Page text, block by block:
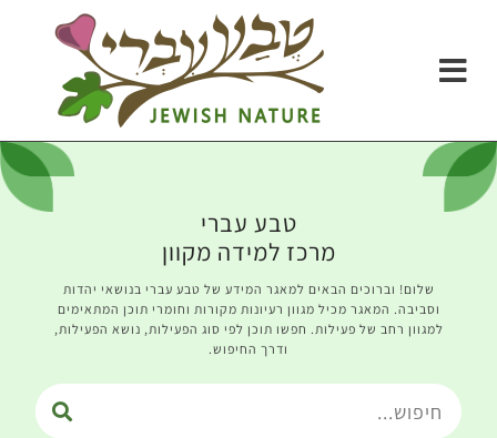
טבע עברי
מרכז למידה מקוון
שלום! וברוכים הבאים למאגר המידע של טבע עברי בנושאי יהדות
וסביבה. המאגר מכיל מגוון רעיונות מקורות וחומרי תוכן המתאימים
למגוון רחב של פעילות. חפשו תוכן לפי סוג הפעילות, נושא הפעילות,
ודרך החיפוש.